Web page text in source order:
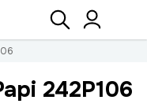
Hledat
242P106